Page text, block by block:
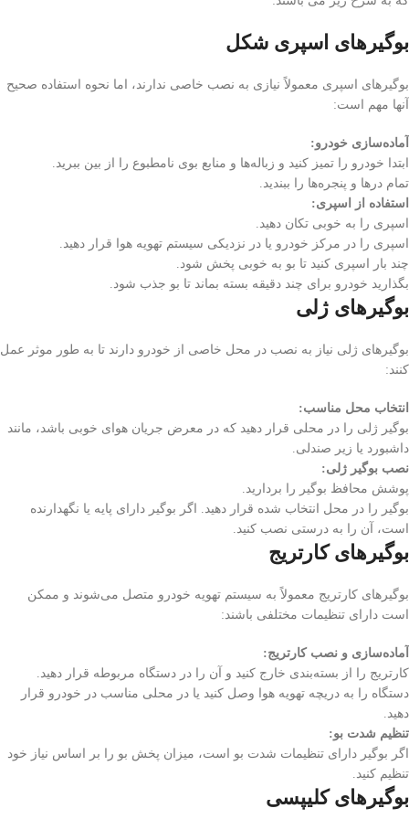
بوگیرهای اسپری شکل
بوگیرهای اسپری معمولاً نیازی به نصب خاصی ندارند، اما نحوه استفاده صحیح
آنها مهم است:
آماده‌سازی خودرو:
ابتدا خودرو را تمیز کنید و زباله‌ها و منابع بوی نامطبوع را از بین ببرید.
تمام درها و پنجره‌ها را ببندید.
استفاده از اسپری:
اسپری را به خوبی تکان دهید.
اسپری را در مرکز خودرو یا در نزدیکی سیستم تهویه هوا قرار دهید.
چند بار اسپری کنید تا بو به خوبی پخش شود.
بگذارید خودرو برای چند دقیقه بسته بماند تا بو جذب شود.
بوگیرهای ژلی
بوگیرهای ژلی نیاز به نصب در محل خاصی از خودرو دارند تا به طور موثر عمل
کنند:
انتخاب محل مناسب:
بوگیر ژلی را در محلی قرار دهید که در معرض جریان هوای خوبی باشد، مانند
داشبورد یا زیر صندلی.
نصب بوگیر ژلی:
پوشش محافظ بوگیر را بردارید.
بوگیر را در محل انتخاب شده قرار دهید. اگر بوگیر دارای پایه یا نگهدارنده
است، آن را به درستی نصب کنید.
بوگیرهای کارتریج
بوگیرهای کارتریج معمولاً به سیستم تهویه خودرو متصل می‌شوند و ممکن
است دارای تنظیمات مختلفی باشند:
آماده‌سازی و نصب کارتریج:
کارتریج را از بسته‌بندی خارج کنید و آن را در دستگاه مربوطه قرار دهید.
دستگاه را به دریچه تهویه هوا وصل کنید یا در محلی مناسب در خودرو قرار
دهید.
تنظیم شدت بو:
اگر بوگیر دارای تنظیمات شدت بو است، میزان پخش بو را بر اساس نیاز خود
تنظیم کنید.
بوگیرهای کلیپسی